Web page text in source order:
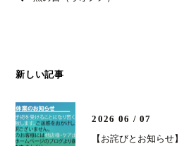
新しい記事
2026 06 / 07
【お詫びとお知らせ】